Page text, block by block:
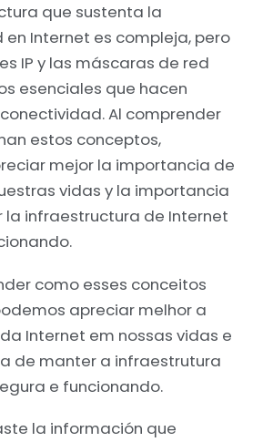
que sustenta la
Internet es compleja, pero
IP y las máscaras de red
esenciales que hacen
Al comprender
estos conceptos,
mejor la importancia de
vidas y la importancia
la infraestructura de Internet
como esses conceitos
apreciar melhor a
Internet em nossas vidas e
de manter a infraestrutura
e funcionando.
la información que